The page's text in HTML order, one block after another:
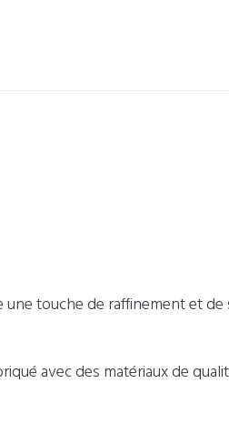
touche de raffinement et
avec des matériaux de